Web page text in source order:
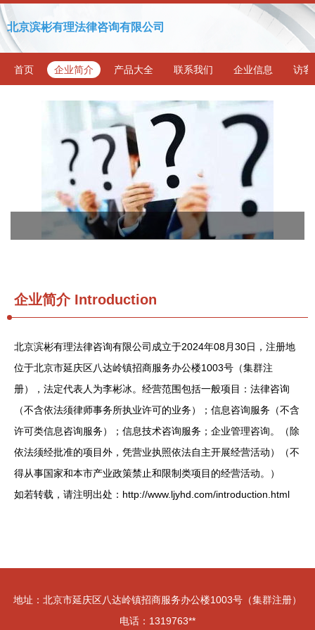
北京滨彬有理法律咨询有限公司
首页 企业简介 产品大全 联系我们 企业信息 访客
企业简介 Introduction
北京滨彬有理法律咨询有限公司成立于2024年08月30日，注册地
位于北京市延庆区八达岭镇招商服务办公楼1003号（集群注
册），法定代表人为李彬冰。经营范围包括一般项目：法律咨询
（不含依法须律师事务所执业许可的业务）；信息咨询服务（不含
许可类信息咨询服务）；信息技术咨询服务；企业管理咨询。（除
依法须经批准的项目外，凭营业执照依法自主开展经营活动）（不
得从事国家和本市产业政策禁止和限制类项目的经营活动。）
如若转载，请注明出处：http://www.ljyhd.com/introduction.html
地址：北京市延庆区八达岭镇招商服务办公楼1003号（集群注册）
电话：1319763**